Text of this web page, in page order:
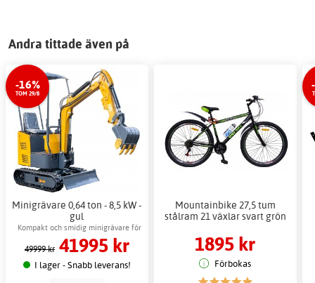
Andra tittade även på
-16%
TOM 29/8
Minigrävare 0,64 ton - 8,5 kW -
gul
Kompakt och smidig minigrävare för
arbete i trånga utrymmen
49999 kr 41995 kr
I lager - Snabb leverans!
Mountainbike 27,5 tum
stålram 21 växlar svart grön
1895 kr
Förbokas